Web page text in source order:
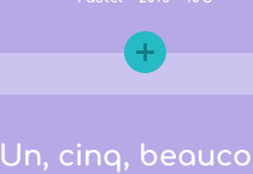
Un, cinq,